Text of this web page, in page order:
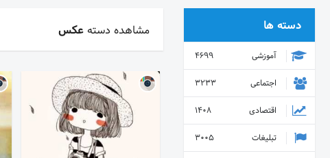
مشاهده دسته عکس دسته ها
آموزشی
4699
اجتماعی
3233
اقتصادی
1408
تبلیغات
3005